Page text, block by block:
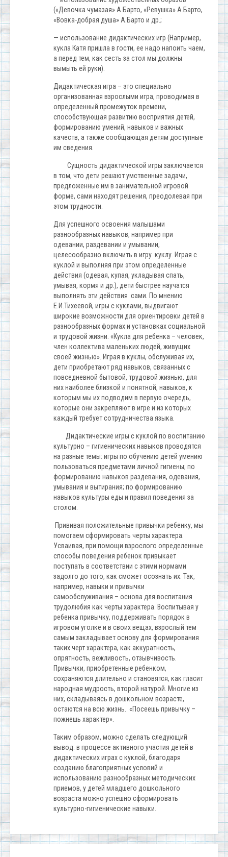
(«Девочка чумазая» А.Барто, «Ревушка» А.Барто,
«Вовка-добрая душа» А.Барто и др.;
— использование дидактических игр (Например,
кукла Катя пришла в гости, ее надо напоить чаем,
а перед тем, как сесть за стол мы должны
вымыть ей руки).
Дидактическая игра – это специально
организованная взрослыми игра, проводимая в
определенный промежуток времени,
способствующая развитию восприятия детей,
формированию умений, навыков и важных
качеств, а также сообщающая детям доступные
им сведения.
Сущность дидактической игры заключается
в том, что дети решают умственные задачи,
предложенные им в занимательной игровой
форме, сами находят решения, преодолевая при
этом трудности.
Для успешного освоения малышами
разнообразных навыков, например при
одевании, раздевании и умывании,
целесообразно включить в игру куклу. Играя с
куклой и выполняя при этом определенные
действия (одевая, купая, укладывая спать,
умывая, кормя и др.), дети быстрее научатся
выполнять эти действия сами. По мнению
Е.И.Тихеевой, игры с куклами, выдвигают
широкие возможности для ориентировки детей в
разнообразных формах и установках социальной
и трудовой жизни. «Кукла для ребенка – человек,
член коллектива маленьких людей, живущих
своей жизнью». Играя в куклы, обслуживая их,
дети приобретают ряд навыков, связанных с
повседневной бытовой, трудовой жизнью, для
них наиболее близкой и понятной, навыков, к
которым мы их подводим в первую очередь,
которые они закрепляют в игре и из которых
каждый требует сотрудничества языка.
Дидактические игры с куклой по воспитанию
культурно – гигиенических навыков проводятся
на разные темы: игры по обучению детей умению
пользоваться предметами личной гигиены; по
формированию навыков раздевания, одевания,
умывания и вытирания; по формированию
навыков культуры еды и правил поведения за
столом.
Прививая положительные привычки ребенку, мы
помогаем сформировать черты характера.
Усваивая, при помощи взрослого определенные
способы поведения ребенок привыкает
поступать в соответствии с этими нормами
задолго до того, как сможет осознать их. Так,
например, навыки и привычки
самообслуживания – основа для воспитания
трудолюбия как черты характера. Воспитывая у
ребенка привычку, поддерживать порядок в
игровом уголке и в своих вещах, взрослый тем
самым закладывает основу для формирования
таких черт характера, как аккуратность,
опрятность, вежливость, отзывчивость.
Привычки, приобретенные ребенком,
сохраняются длительно и становятся, как гласит
народная мудрость, второй натурой. Многие из
них, складываясь в дошкольном возрасте,
остаются на всю жизнь. «Посеешь привычку –
пожнешь характер».
Таким образом, можно сделать следующий
вывод: в процессе активного участия детей в
дидактических играх с куклой, благодаря
созданию благоприятных условий и
использованию разнообразных методических
приемов, у детей младшего дошкольного
возраста можно успешно сформировать
культурно-гигиенические навыки.